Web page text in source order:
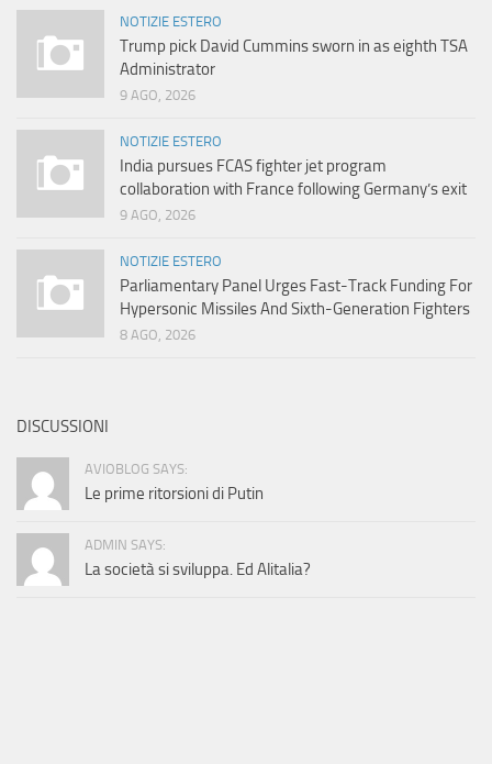
NOTIZIE ESTERO
Trump pick David Cummins sworn in as eighth TSA
Administrator
9 AGO, 2026
NOTIZIE ESTERO
India pursues FCAS fighter jet program
collaboration with France following Germany’s exit
9 AGO, 2026
NOTIZIE ESTERO
Parliamentary Panel Urges Fast-Track Funding For
Hypersonic Missiles And Sixth-Generation Fighters
8 AGO, 2026
DISCUSSIONI
AVIOBLOG SAYS:
Le prime ritorsioni di Putin
ADMIN SAYS:
La società si sviluppa. Ed Alitalia?